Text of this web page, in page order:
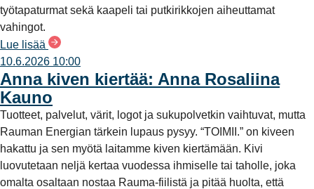
työtapaturmat sekä kaapeli tai putkirikkojen aiheuttamat
vahingot.
Lue lisää
10.6.2026 10:00
Anna kiven kiertää: Anna Rosaliina
Kauno
Tuotteet, palvelut, värit, logot ja sukupolvetkin vaihtuvat, mutta
Rauman Energian tärkein lupaus pysyy. “TOIMII.” on kiveen
hakattu ja sen myötä laitamme kiven kiertämään. Kivi
luovutetaan neljä kertaa vuodessa ihmiselle tai taholle, joka
omalta osaltaan nostaa Rauma-fiilistä ja pitää huolta, että